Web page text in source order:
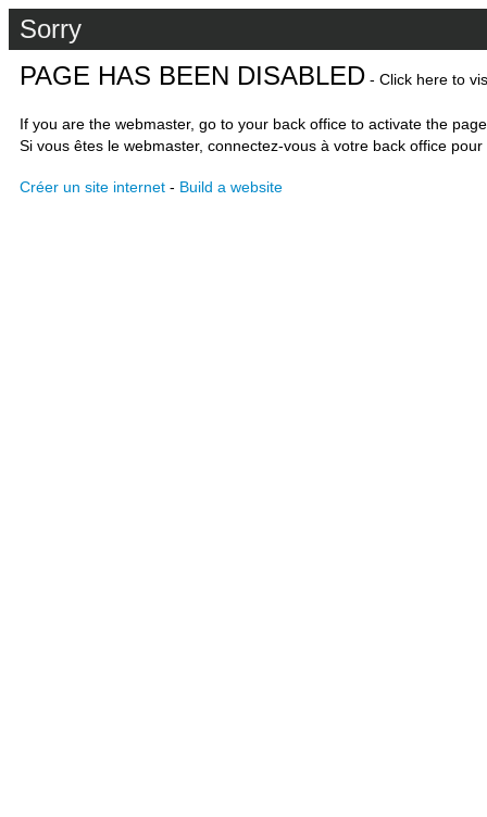
Sorry
PAGE HAS BEEN DISABLED - Click here to
If you are the webmaster, go to your back office to activate the
Si vous êtes le webmaster, connectez-vous à votre back office
Créer un site internet - Build a website